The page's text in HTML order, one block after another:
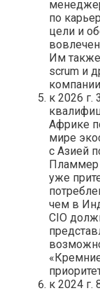
по
цели и
Им также
scrum и
к 2026 г.
Африке
мире
с Азией
Пламмер
уже
чем в
CIO
к 2024 г.